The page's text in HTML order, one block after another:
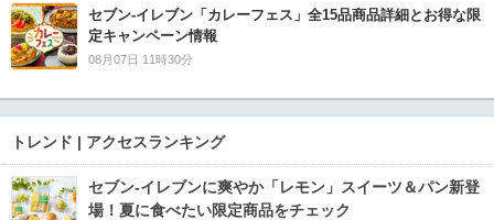
セブン‐イレブン「カレーフェス」全15品商品詳細とお得な限
定キャンペーン情報
08月07日 11時30分
トレンド | アクセスランキング
セブン‐イレブンに爽やか「レモン」スイーツ＆パン新登
場！夏に食べたい限定商品をチェック